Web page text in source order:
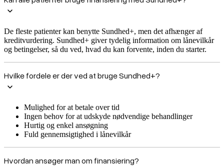
De fleste patienter kan benytte Sundhed+, men det afhænger af
kreditvurdering. Sundhed+ giver tydelig information om lånevilkår
og betingelser, så du ved, hvad du kan forvente, inden du starter.
Hvilke fordele er der ved at bruge Sundhed+?
Mulighed for at betale over tid
Ingen behov for at udskyde nødvendige behandlinger
Hurtig og enkel ansøgning
Fuld gennemsigtighed i lånevilkår
Hvordan ansøger man om finansiering?